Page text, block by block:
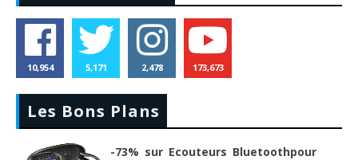
10,954 5,171 2,478 173,673
Les Bons Plans
-73% sur Ecouteurs Bluetoothpour